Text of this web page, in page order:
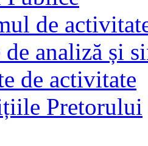
de
de analiză și
de activitate
Pretorului